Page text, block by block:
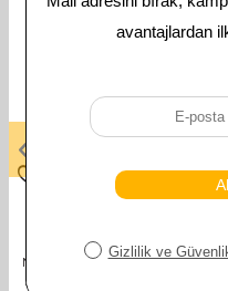
NISSAN CEFIRO BRAKE PADS PRE-
SET COMPATIBLE BETWEEN 1994-